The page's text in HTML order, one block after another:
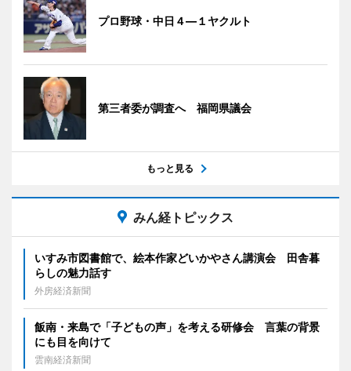
プロ野球・中日４―１ヤクルト
第三者委が調査へ 福岡県議会
もっと見る
みん経トピックス
いすみ市図書館で、絵本作家どいかやさん講演会 田舎暮
らしの魅力話す
外房経済新聞
飯南・来島で「子どもの声」を考える研修会 言葉の背景
にも目を向けて
雲南経済新聞